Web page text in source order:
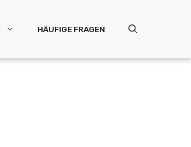
HÄUFIGE FRAGEN